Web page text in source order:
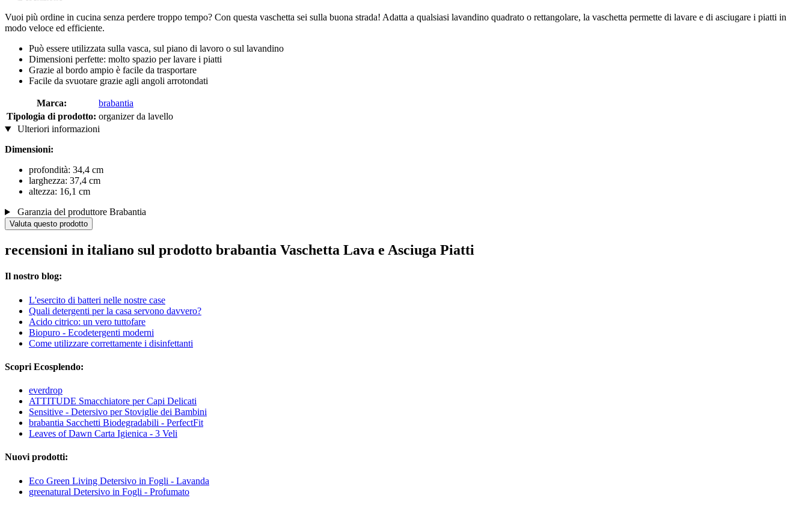
Vuoi più ordine in cucina senza perdere troppo tempo? Con questa vaschetta sei sulla buona strada! Adatta a qualsiasi lavandino quadrato o rettangolare, la vaschetta permette di lavare e di asciugare i piatti in
modo veloce ed efficiente.
Può essere utilizzata sulla vasca, sul piano di lavoro o sul lavandino
Dimensioni perfette: molto spazio per lavare i piatti
Grazie al bordo ampio è facile da trasportare
Facile da svuotare grazie agli angoli arrotondati
Marca:
brabantia
Tipologia di prodotto: organizer da lavello
Ulteriori informazioni
Dimensioni:
profondità: 34,4 cm
larghezza: 37,4 cm
altezza: 16,1 cm
Garanzia del produttore Brabantia
Valuta questo prodotto
recensioni in italiano sul prodotto brabantia Vaschetta Lava e Asciuga Piatti
Il nostro blog:
L'esercito di batteri nelle nostre case
Quali detergenti per la casa servono davvero?
Acido citrico: un vero tuttofare
Biopuro - Ecodetergenti moderni
Come utilizzare correttamente i disinfettanti
Scopri Ecosplendo:
everdrop
ATTITUDE Smacchiatore per Capi Delicati
Sensitive - Detersivo per Stoviglie dei Bambini
brabantia Sacchetti Biodegradabili - PerfectFit
Leaves of Dawn Carta Igienica - 3 Veli
Nuovi prodotti:
Eco Green Living Detersivo in Fogli - Lavanda
greenatural Detersivo in Fogli - Profumato